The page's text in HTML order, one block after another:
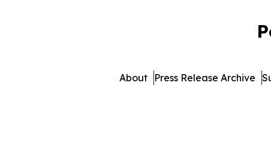
About Press Release Archive